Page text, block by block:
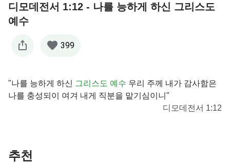
디모데전서 1:12 - 나를 능하게 하신 그리스도
예수
399
"나를 능하게 하신 그리스도 예수 우리 주께 내가 감사함은
나를 충성되이 여겨 내게 직분을 맡기심이니"
디모데전서 1:12
추천